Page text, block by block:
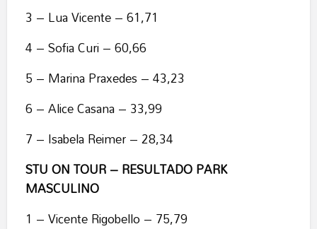
3 – Lua Vicente – 61,71
4 – Sofia Curi – 60,66
5 – Marina Praxedes – 43,23
6 – Alice Casana – 33,99
7 – Isabela Reimer – 28,34
STU ON TOUR – RESULTADO PARK
MASCULINO
1 – Vicente Rigobello – 75,79